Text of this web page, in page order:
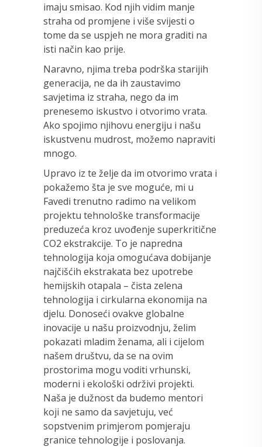
imaju smisao. Kod njih vidim manje
straha od promjene i više svijesti o
tome da se uspjeh ne mora graditi na
isti način kao prije.
Naravno, njima treba podrška starijih
generacija, ne da ih zaustavimo
savjetima iz straha, nego da im
prenesemo iskustvo i otvorimo vrata.
Ako spojimo njihovu energiju i našu
iskustvenu mudrost, možemo napraviti
mnogo.
Upravo iz te želje da im otvorimo vrata i
pokažemo šta je sve moguće, mi u
Favedi trenutno radimo na velikom
projektu tehnološke transformacije
preduzeća kroz uvođenje superkritične
CO2 ekstrakcije. To je napredna
tehnologija koja omogućava dobijanje
najčišćih ekstrakata bez upotrebe
hemijskih otapala – čista zelena
tehnologija i cirkularna ekonomija na
djelu. Donoseći ovakve globalne
inovacije u našu proizvodnju, želim
pokazati mladim ženama, ali i cijelom
našem društvu, da se na ovim
prostorima mogu voditi vrhunski,
moderni i ekološki održivi projekti.
Naša je dužnost da budemo mentori
koji ne samo da savjetuju, već
sopstvenim primjerom pomjeraju
granice tehnologije i poslovanja.